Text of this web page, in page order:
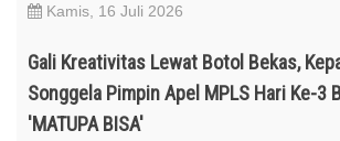
Kamis, 16 Juli 2026
Gali Kreativitas Lewat Botol Bekas,
Songgela Pimpin Apel MPLS Hari Ke-3
'MATUPA BISA'